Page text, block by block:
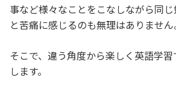
事など様々なことをこなしながら同
と苦痛に感じるのも無理はありません
そこで、違う角度から楽しく英語学
します。